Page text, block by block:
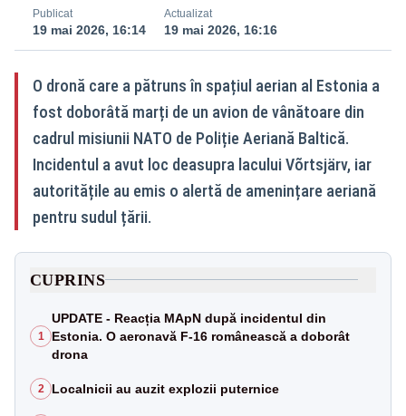
Publicat
19 mai 2026, 16:14
Actualizat
19 mai 2026, 16:16
O dronă care a pătruns în spațiul aerian al Estonia a
fost doborâtă marți de un avion de vânătoare din
cadrul misiunii NATO de Poliție Aeriană Baltică.
Incidentul a avut loc deasupra lacului Võrtsjärv, iar
autoritățile au emis o alertă de amenințare aeriană
pentru sudul țării.
CUPRINS
1
UPDATE - Reacția MApN după incidentul din
Estonia. O aeronavă F-16 românească a doborât
drona
2 Localnicii au auzit explozii puternice